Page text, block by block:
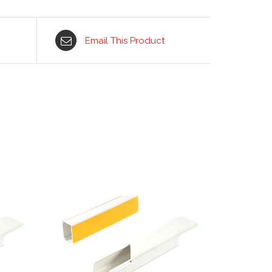
Email This Product